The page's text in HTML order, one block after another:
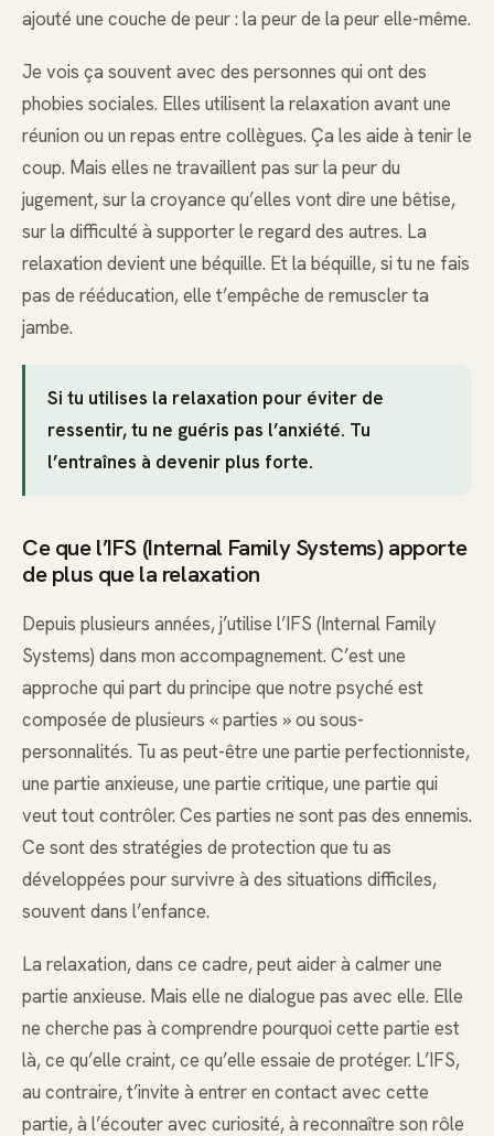
ajouté une couche de peur : la peur de la peur elle-même.
Je vois ça souvent avec des personnes qui ont des
phobies sociales. Elles utilisent la relaxation avant une
réunion ou un repas entre collègues. Ça les aide à tenir le
coup. Mais elles ne travaillent pas sur la peur du
jugement, sur la croyance qu’elles vont dire une bêtise,
sur la difficulté à supporter le regard des autres. La
relaxation devient une béquille. Et la béquille, si tu ne fais
pas de rééducation, elle t’empêche de remuscler ta
jambe.
Si tu utilises la relaxation pour éviter de
ressentir, tu ne guéris pas l’anxiété. Tu
l’entraînes à devenir plus forte.
Ce que l’IFS (Internal Family Systems) apporte
de plus que la relaxation
Depuis plusieurs années, j’utilise l’IFS (Internal Family
Systems) dans mon accompagnement. C’est une
approche qui part du principe que notre psyché est
composée de plusieurs « parties » ou sous-
personnalités. Tu as peut-être une partie perfectionniste,
une partie anxieuse, une partie critique, une partie qui
veut tout contrôler. Ces parties ne sont pas des ennemis.
Ce sont des stratégies de protection que tu as
développées pour survivre à des situations difficiles,
souvent dans l’enfance.
La relaxation, dans ce cadre, peut aider à calmer une
partie anxieuse. Mais elle ne dialogue pas avec elle. Elle
ne cherche pas à comprendre pourquoi cette partie est
là, ce qu’elle craint, ce qu’elle essaie de protéger. L’IFS,
au contraire, t’invite à entrer en contact avec cette
partie, à l’écouter avec curiosité, à reconnaître son rôle